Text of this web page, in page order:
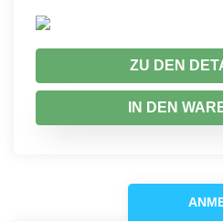
ZU DEN
IN DEN